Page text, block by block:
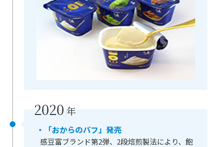
2020 年
・「おからのパフ」発売
感豆富ブランド第2弾、2段焙煎製法により、飽